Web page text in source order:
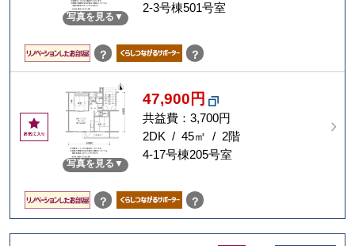
写真を見る
2-3号棟501号室
？ ？
お
気
写真を見る
47,900円
共益費：3,700円
2DK / 45㎡ / 2階
4-17号棟205号室
？ ？